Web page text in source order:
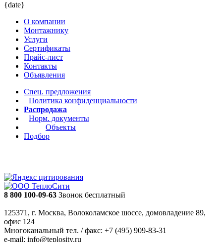
{date}
О компании
Монтажнику
Услуги
Сертификаты
Прайс-лист
Контакты
Объявления
Спец. предложения
Политика конфиденциальности
Распродажа
Норм. документы
Объекты
Подбор
8 800 100-09-63 Звонок бесплатный
125371, г. Москва, Волоколамское шоссе, домовладение 89,
офис 124
Многоканальный тел. / факс: +7 (495) 909-83-31
e-mail: info@teplosity.ru